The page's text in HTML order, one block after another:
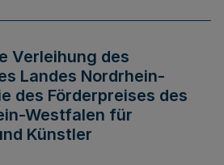
Verleihung des
Landes Nordrhein-
des Förderpreises des
Westfalen für
Künstler